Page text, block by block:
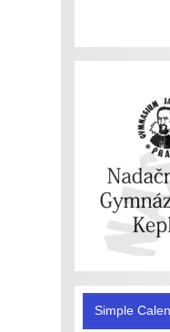
Simple